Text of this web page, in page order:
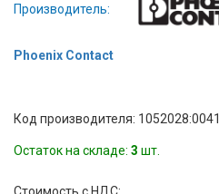
Производители
Доставка
Тех.
поддержка
Производитель:
Phoenix Contact
Код производителя: 1052028:0041
Остаток на складе: 3 шт.